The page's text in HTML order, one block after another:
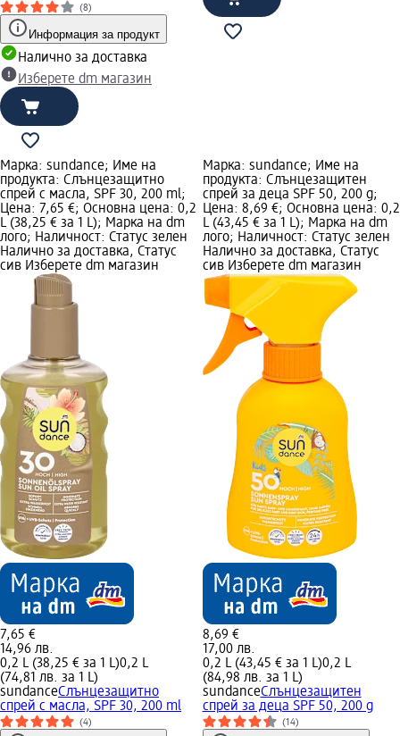
(8)
Информация за продукт
Налично за доставка
Изберете dm магазин
Марка: sundance; Име на
продукта: Слънцезащитно
спрей с масла, SPF 30, 200 ml;
Цена: 7,65 €; Основна цена: 0,2
L (38,25 € за 1 L); Марка на dm
лого; Наличност: Статус зелен
Налично за доставка, Статус
сив Изберете dm магазин
7,65 €
14,96 лв.
0,2 L (38,25 € за 1 L)0,2 L
(74,81 лв. за 1 L)
sundanceСлънцезащитно
спрей с масла, SPF 30, 200 ml
(4)
Марка: sundance; Име на
продукта: Слънцезащитен
спрей за деца SPF 50, 200 g;
Цена: 8,69 €; Основна цена: 0,2
L (43,45 € за 1 L); Марка на dm
лого; Наличност: Статус зелен
Налично за доставка, Статус
сив Изберете dm магазин
8,69 €
17,00 лв.
0,2 L (43,45 € за 1 L)0,2 L
(84,98 лв. за 1 L)
sundanceСлънцезащитен
спрей за деца SPF 50, 200 g
(14)